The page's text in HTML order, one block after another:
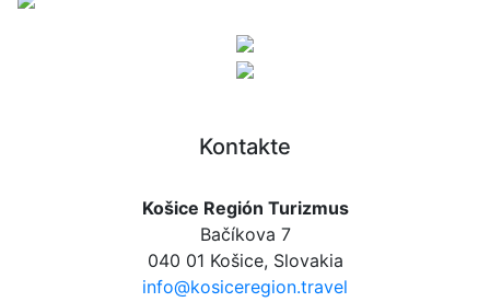
Kontakte
Košice Región Turizmus
Bačíkova 7
040 01 Košice, Slovakia
info@kosiceregion.travel